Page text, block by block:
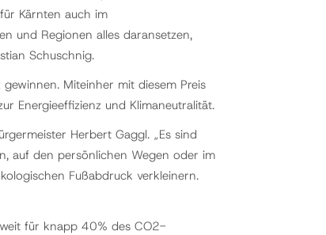
Kärnten auch im
und Regionen alles daransetzen,
Schuschnig.
Miteinher mit diesem Preis
Energieeffizienz und Klimaneutralität.
Herbert Gaggl. „Es sind
auf den persönlichen Wegen oder im
Fußabdruck verkleinern.
für knapp 40% des CO2-